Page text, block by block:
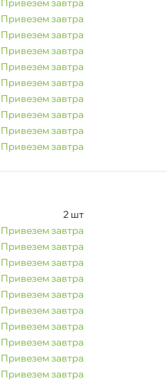
Привезем завтра
Привезем завтра
Привезем завтра
Привезем завтра
Привезем завтра
Привезем завтра
Привезем завтра
Привезем завтра
Привезем завтра
Привезем завтра
2 шт
Привезем завтра
Привезем завтра
Привезем завтра
Привезем завтра
Привезем завтра
Привезем завтра
Привезем завтра
Привезем завтра
Привезем завтра
Привезем завтра